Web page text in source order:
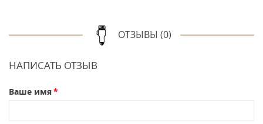
ОТЗЫВЫ (0)
НАПИСАТЬ ОТЗЫВ
Ваше имя